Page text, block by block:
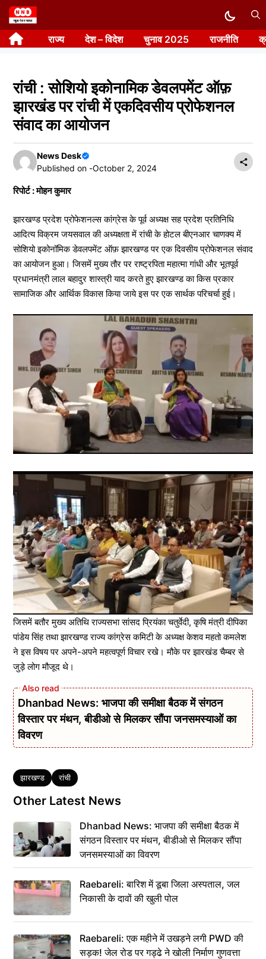
Skip
to
content राज्य देश – विदेश चुनाव 2025 राजनीति
रांची : सोशियो इकोनामिक डेवलपमेंट ऑफ़
झारखंड पर रांची में एकदिवसीय प्रोफेशनल
संवाद का आयोजन
News Desk
Published on -October 2, 2024
रिपोर्ट : मोहन कुमार
झारखण्ड प्रदेश प्रोफेशनल्स कांग्रेस के पूर्व अध्यक्ष सह प्रदेश प्रतिनिधि
आदित्य विक्रम जयसवाल की अध्यक्षता में रांची के होटल बीएनआर चाणक्य में
सोशियो इकोनॉमिक डेवलपमेंट ऑफ़ झारखण्ड पर एक दिवसीय प्रोफेशनल संवाद
का आयोजन हुआ। जिसमें मुख्य तौर पर राष्ट्रपिता महात्मा गांधी और भूतपूर्व
प्रधानमंत्री लाल बहादुर शास्त्री याद करते हुए झारखण्ड का किस प्रकार
सामाजिक और आर्थिक विकास किया जाये इस पर एक सार्थक परिचर्चा हुई।
जिसमें बतौर मुख्य अतिथि राज्यसभा सांसद प्रियंका चतुर्वेदी, कृषि मंत्री दीपिका
पांडेय सिंह तथा झारखण्ड राज्य कांग्रेस कमिटी के अध्यक्ष केशव महतो कमलेश
ने इस विषय पर अपने-अपने महत्वपूर्ण विचार रखे। मौके पर झारखंड चैम्बर से
जुड़े लोग मौजूद थे।
Dhanbad News: भाजपा की समीक्षा बैठक में संगठन
विस्तार पर मंथन, बीडीओ से मिलकर सौंपा जनसमस्याओं का
विवरण
Tags
झारखण्ड रांची
Other Latest News
Dhanbad News: भाजपा की समीक्षा बैठक में
संगठन विस्तार पर मंथन, बीडीओ से मिलकर सौंपा
जनसमस्याओं का विवरण
Raebareli: बारिश में डूबा जिला अस्पताल, जल
निकासी के दावों की खुली पोल
Raebareli: एक महीने में उखड़ने लगी PWD की
सड़क! जेल रोड पर गड्ढे ने खोली निर्माण गुणवत्ता